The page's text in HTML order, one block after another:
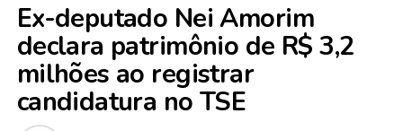
Ex-deputado Nei Amorim
declara patrimônio de R$ 3,2
milhões ao registrar
candidatura no TSE